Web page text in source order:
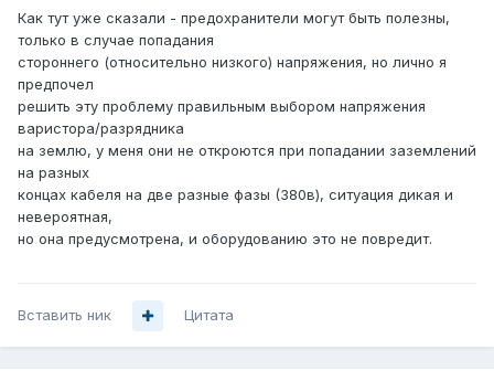
Как тут уже сказали - предохранители могут быть полезны,
только в случае попадания
стороннего (относительно низкого) напряжения, но лично я
предпочел
решить эту проблему правильным выбором напряжения
варистора/разрядника
на землю, у меня они не откроются при попадании заземлений
на разных
концах кабеля на две разные фазы (380в), ситуация дикая и
невероятная,
но она предусмотрена, и оборудованию это не повредит.
Вставить ник Цитата